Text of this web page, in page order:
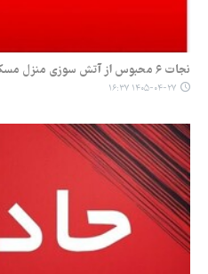
نجات ۶ محبوس از آتش سوزی منزل مسکونی
۱۴۰۵-۰۴-۲۷ ۱۶:۳۷